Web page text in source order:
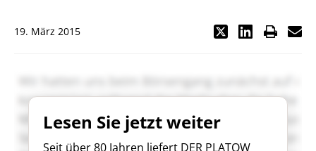
19. März 2015
Lesen Sie jetzt weiter
Seit über 80 Jahren liefert DER PLATOW